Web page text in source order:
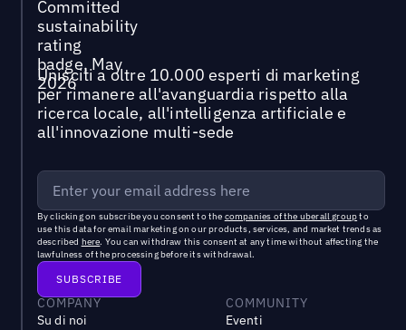
Unisciti a oltre 10.000 esperti di marketing
per rimanere all'avanguardia rispetto alla
ricerca locale, all'intelligenza artificiale e
all'innovazione multi-sede
By clicking on subscribe you consent to the companies of the uberall groupto
use this data for email marketing on our products, services, and market trends as
described here. You can withdraw this consent at any time without affecting the
lawfulness of the processing before its withdrawal.
COMPANY
Su di noi
COMMUNITY
Eventi